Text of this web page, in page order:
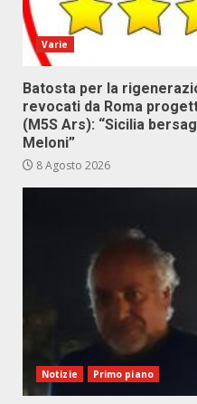
Varie
Batosta per la
revocati da Roma
(M5S Ars): “Sicilia
Meloni”
8 Agosto 2026
Notizie Primo piano